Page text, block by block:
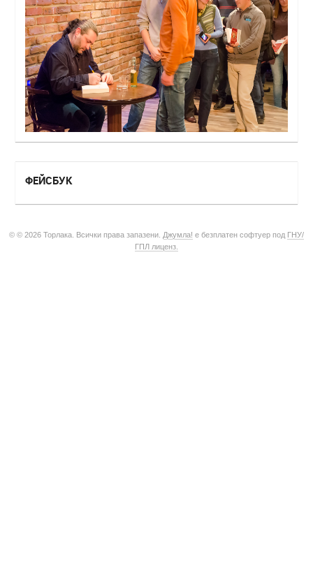
ФЕЙСБУК
© © 2026 Торлака. Всички права запазени. Джумла! е безплатен софтуер под ГНУ/
ГПЛ лиценз.